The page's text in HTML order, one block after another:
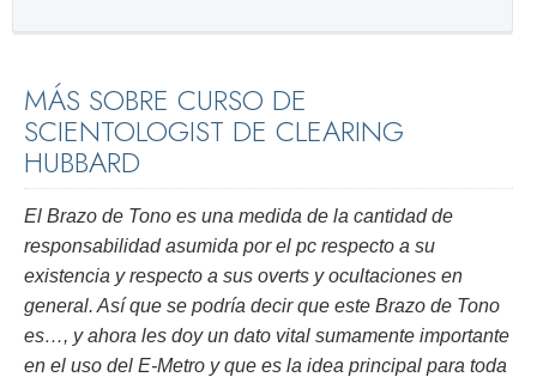
MÁS SOBRE CURSO DE
SCIENTOLOGIST DE CLEARING
HUBBARD
El Brazo de Tono es una medida de la cantidad de
responsabilidad asumida por el pc respecto a su
existencia y respecto a sus overts y ocultaciones en
general. Así que se podría decir que este Brazo de Tono
es…, y ahora les doy un dato vital sumamente importante
en el uso del E-Metro y que es la idea principal para toda